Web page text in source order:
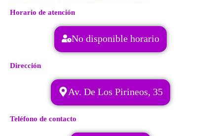
Horario de atención
No disponible horario
Dirección
Av. De Los Pirineos, 35
Teléfono de contacto